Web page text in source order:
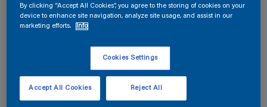
Harmonieuze suggestie
De Perfecte Witte
By clicking “Accept All Cookies”, you agree to the storing of cookies on your
device to enhance site navigation, analyze site usage, and assist in our
marketing efforts.
Info
Cookies Settings
Reject All
Accept All Cookies